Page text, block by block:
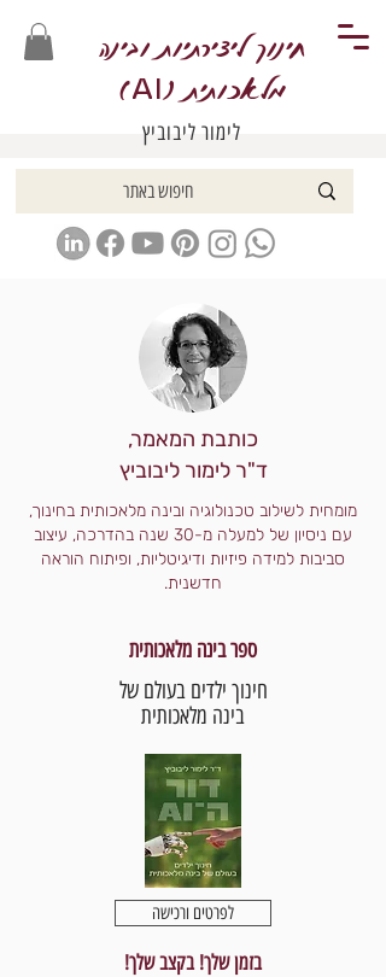
חינוך ליצירתיות ובינה
מלאכותית (AI
)
לימור ליבוביץ
כותבת המאמר,
ד"ר לימור ליבוביץ
מומחית לשילוב טכנולוגיה ובינה מלאכותית בחינוך,
עם ניסיון של למעלה מ-30 שנה בהדרכה, עיצוב
סביבות למידה פיזיות ודיגיטליות, ופיתוח הוראה
חדשנית.
ספר בינה מלאכותית
חינוך ילדים בעולם של
בינה מלאכותית
לפרטים ורכישה
בזמן שלך! בקצב שלך!